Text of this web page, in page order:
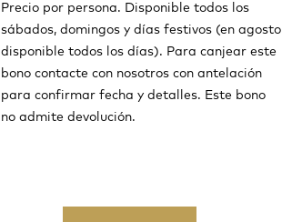
Precio por persona. Disponible todos los
sábados, domingos y días festivos (en agosto
disponible todos los días). Para canjear este
bono contacte con nosotros con antelación
para confirmar fecha y detalles. Este bono
no admite devolución.